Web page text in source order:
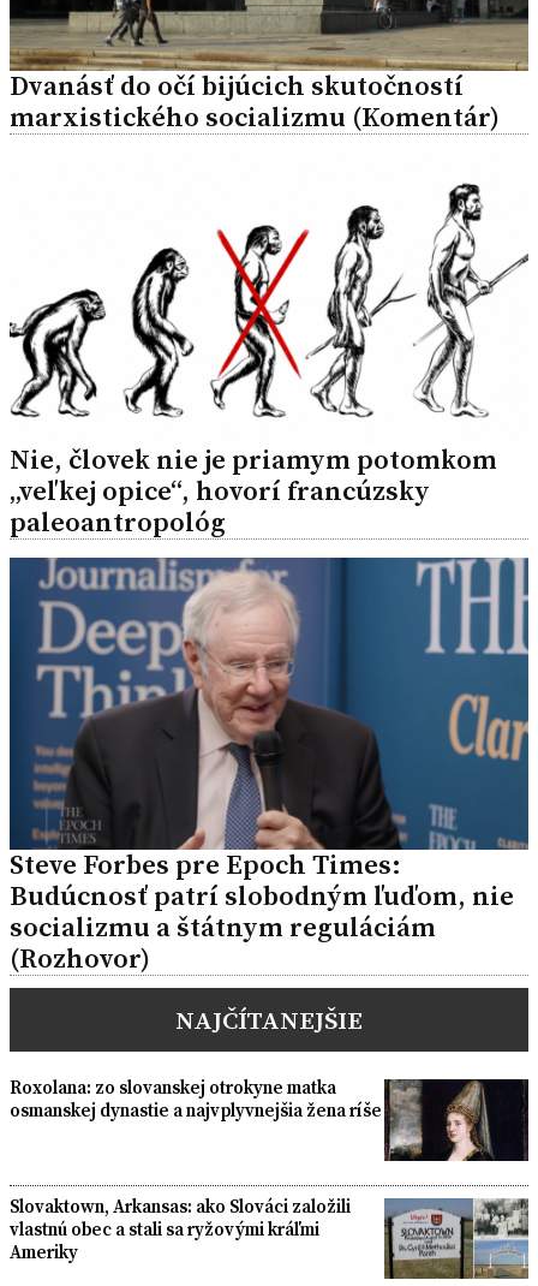
Dvanásť do očí bijúcich skutočností
marxistického socializmu (Komentár)
Nie, človek nie je priamym potomkom
„veľkej opice“, hovorí francúzsky
paleoantropológ
Steve Forbes pre Epoch Times:
Budúcnosť patrí slobodným ľuďom, nie
socializmu a štátnym reguláciám
(Rozhovor)
NAJČÍTANEJŠIE
Roxolana: zo slovanskej otrokyne matka
osmanskej dynastie a najvplyvnejšia žena ríše
Slovaktown, Arkansas: ako Slováci založili
vlastnú obec a stali sa ryžovými kráľmi
Ameriky